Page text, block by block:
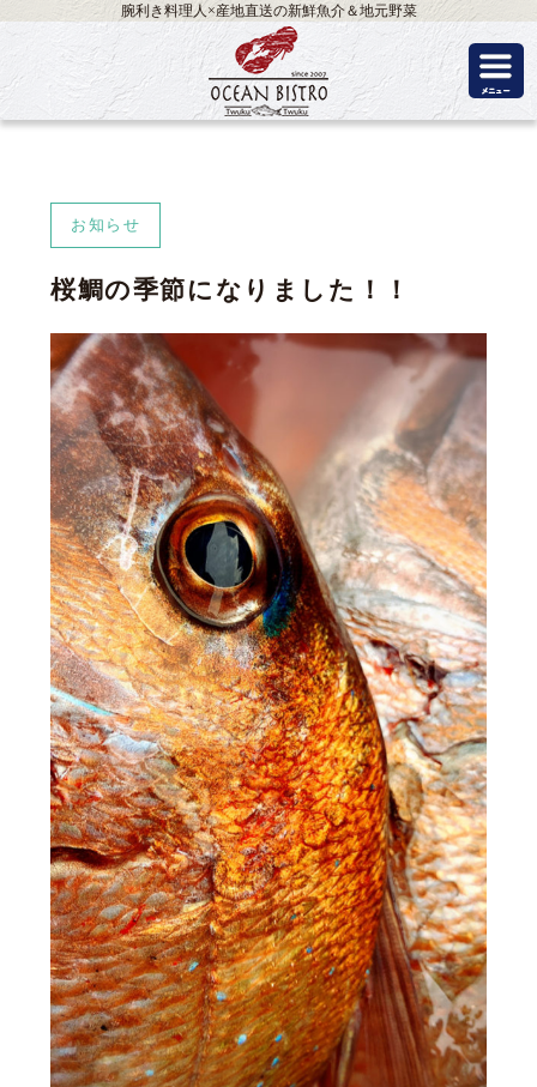
腕利き料理人×産地直送の新鮮魚介＆地元野菜
お知らせ
桜鯛の季節になりました！！